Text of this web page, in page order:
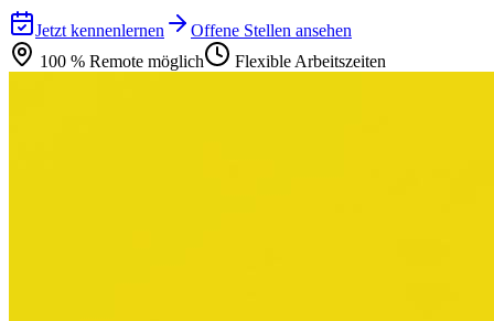
Jetzt kennenlernen
Offene Stellen ansehen
100 % Remote möglich
Flexible Arbeitszeiten